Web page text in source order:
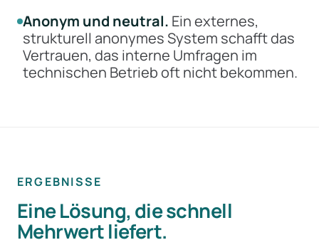
Anonym und neutral. Ein externes,
strukturell anonymes System schafft das
Vertrauen, das interne Umfragen im
technischen Betrieb oft nicht bekommen.
ERGEBNISSE
Eine Lösung, die schnell
Mehrwert liefert.